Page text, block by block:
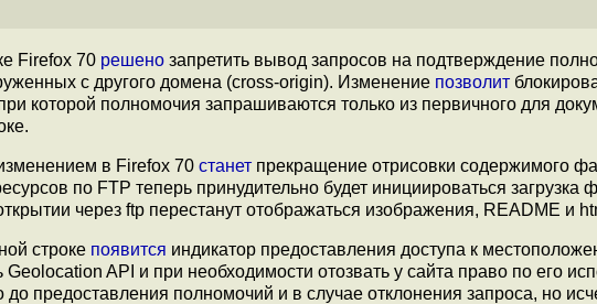
Firefox 70 решено запретить вывод запросов на подтверждение
с другого домена (cross-origin). Изменение позволит
которой полномочия запрашиваются только из первичного для
в Firefox 70 станет прекращение отрисовки содержимого
по FTP теперь принудительно будет инициироваться загрузка
через ftp перестанут отображаться изображения, README и
строке появится индикатор предоставления доступа к
Geolocation API и при необходимости отозвать у сайта право по его
до предоставления полномочий и в случае отклонения запроса, но